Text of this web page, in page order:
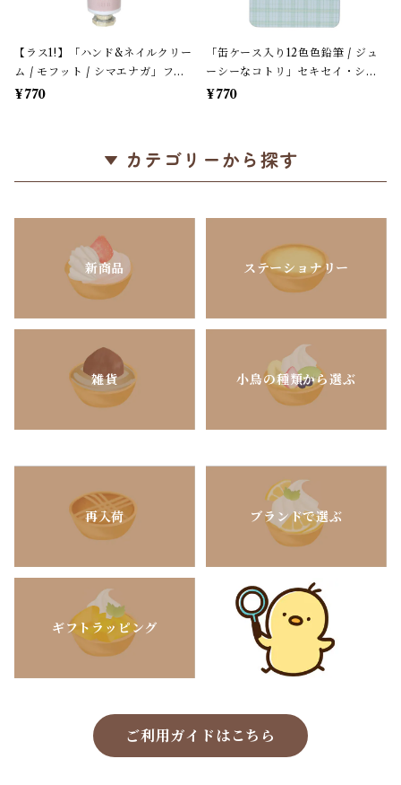
【ラス1!】「ハンド&ネイルクリー
ム / モフット / シマエナガ」フロ
ーラルの香り / 30g / ハンドクリ
¥770
「缶ケース入り12色色鉛筆 / ジュ
ーシーなコトリ」セキセイ・シマ
エナガ・オカメ＊ホワイト＆パス
¥770
カテゴリーから探す
新商品 ステーショナリー
雑貨 小鳥の種類から選ぶ
再入荷 ブランドで選ぶ
ギフトラッピング
ご利用ガイドはこちら